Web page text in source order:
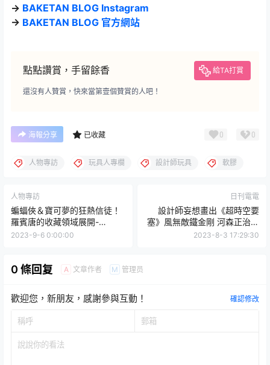
→ BAKETAN BLOG Instagram
→ BAKETAN BLOG 官方網站
點點讚賞，手留餘香 給TA打賞
還沒有人贊賞，快來當第壹個贊賞的人吧！
海報分享 已收藏 0 0
人物專訪 玩具人專欄 設計師玩具 軟膠
人物專訪
蝙蝠俠＆寶可夢的狂熱信徒！
羅賓唐的收藏領域展開-
《Yahoo!拍賣 × 玩具人》挖寶
2023-9-6 0:00:00
日刊電電
設計師妄想畫出《超時空要
塞》風無敵鐵金剛 河森正治本
人現身敲碗商品化
2023-8-3 17:29:30
0 條回复 A 文章作者 M 管理员
歡迎您，新朋友，感謝參與互動！ 確認修改